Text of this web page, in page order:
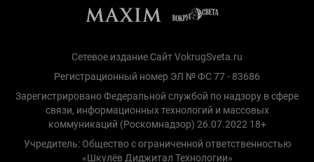
Сетевое издание Сайт VokrugSveta.ru
Регистрационный номер ЭЛ № ФС 77 - 83686
Зарегистрировано Федеральной службой по надзору в сфере
связи, информационных технологий и массовых
коммуникаций (Роскомнадзор) 26.07.2022 18+
Учредитель: Общество с ограниченной ответственностью
«Шкулёв Диджитал Технологии»